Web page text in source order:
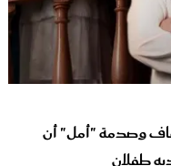
الحلقة 11: اكتشاف وصدمة "أمل" أن